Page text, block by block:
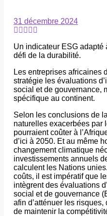
31 décembre 2024
Un indicateur ESG adapté
défi de la durabilité.
Les entreprises africaines
stratégie les évaluations
social et de gouvernance,
spécifique au continent.
Selon les conclusions de
naturelles exacerbées par
pourraient coûter à
d’ici à 2050. Et au même
changement climatique
investissements annuels
calculent les Nations
coûts, il est impératif que
intègrent des évaluations
social et de gouvernance
afin d’atténuer les
de maintenir la